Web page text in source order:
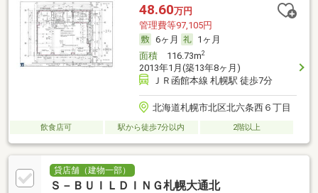
48.60万円
管理費等97,105円
6ヶ月
1ヶ月
面積116.73m2
2013年1月(築13年8ヶ月)
ＪＲ函館本線 札幌駅 徒歩7分
北海道札幌市北区北六条西６丁目
飲食店可 駅から徒歩7分以内 2階以上
貸店舗（建物一部）
Ｓ－ＢＵＩＬＤＩＮＧ札幌大通北